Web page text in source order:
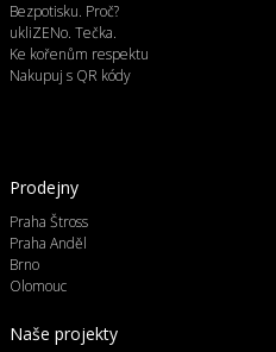
Bezpotisku. Proč?
ukliZENo. Tečka.
Ke kořenům respektu
Nakupuj s QR kódy
Prodejny
Praha Štross
Praha Anděl
Brno
Olomouc
Naše projekty